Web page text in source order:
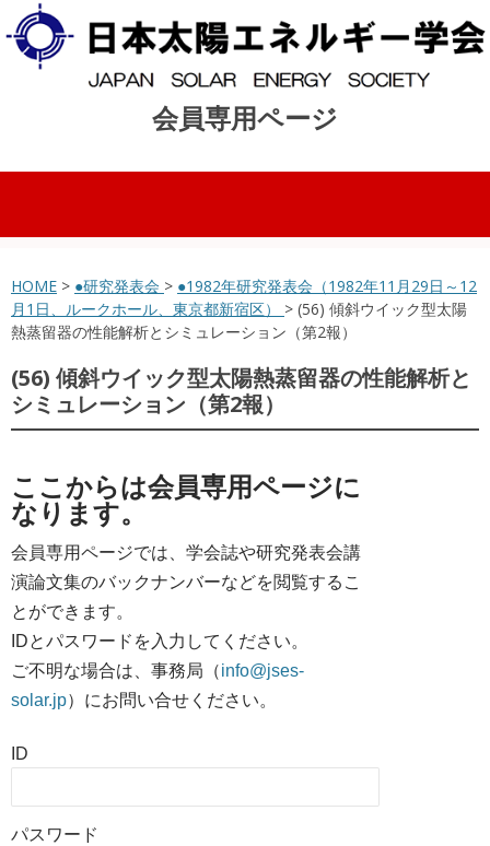
会員専用ページ
コンテンツへスキップ
HOME > ●研究発表会 > ●1982年研究発表会（1982年11月29日～12
月1日、ルークホール、東京都新宿区） > (56) 傾斜ウイック型太陽
熱蒸留器の性能解析とシミュレーション（第2報）
(56) 傾斜ウイック型太陽熱蒸留器の性能解析と
シミュレーション（第2報）
ここからは会員専用ページに
なります。
会員専用ページでは、学会誌や研究発表会講
演論文集のバックナンバーなどを閲覧するこ
とができます。
IDとパスワードを入力してください。
ご不明な場合は、事務局（info@jses-
solar.jp）にお問い合せください。
ID
パスワード